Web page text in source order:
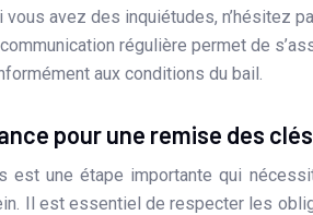
vous avez des inquiétudes, n’hésitez
régulière permet de
aux conditions du bail.
pour une remise des
est une étape importante qui
Il est essentiel de respecter les